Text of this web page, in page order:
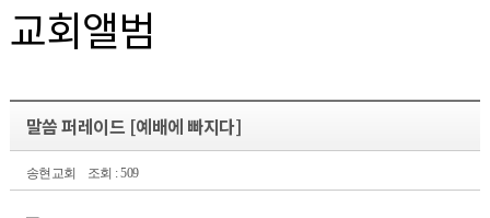
교회앨범
말씀 퍼레이드 [예배에 빠지다]
송현교회 조회 : 509